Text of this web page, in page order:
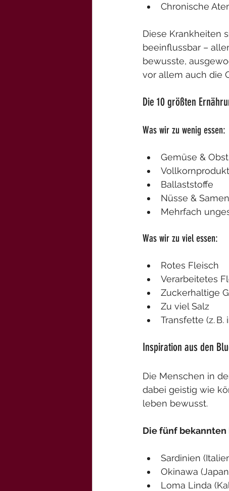
Chronische
Diese Krankheiten
beeinflussbar –
bewusste,
vor allem auch die
Die 10 größten
Was wir zu wenig essen:
Gemüse &
Ballaststoffe
Nüsse & Samen
Mehrfach
Was wir zu viel essen:
Rotes Fleisch
Verarbeitetes
Zuckerhaltige
Zu viel Salz
Transfette (z.
Inspiration aus den
Die Menschen in
dabei geistig wie
leben bewusst.
Die fünf bekannten
Sardinien
Okinawa
Loma Linda